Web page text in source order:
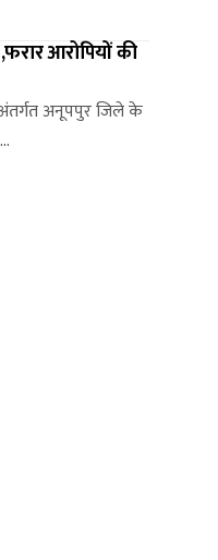
आरोपियों की
अनूपपुर जिले के